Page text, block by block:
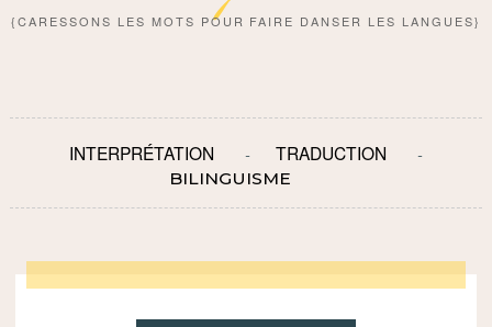
{CARESSONS LES MOTS POUR FAIRE DANSER LES LANGUES}
INTERPRÉTATION TRADUCTION
BILINGUISME